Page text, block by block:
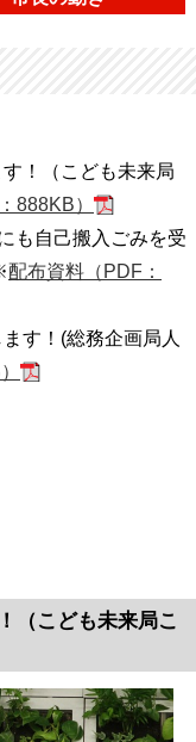
！（こども未来局
888KB）
も自己搬入ごみを受
配布資料（PDF：
す！(総務企画局人
（こども未来局こ